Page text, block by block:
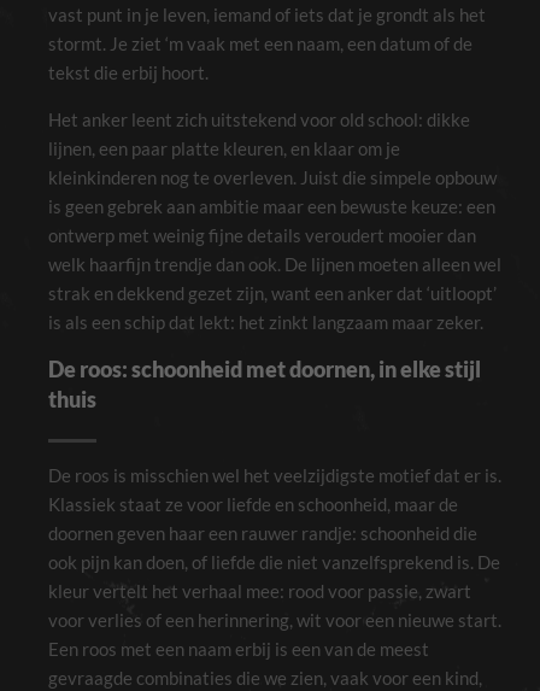
vast punt in je leven, iemand of iets dat je grondt als het
stormt. Je ziet ‘m vaak met een naam, een datum of de
tekst die erbij hoort.
Het anker leent zich uitstekend voor old school: dikke
lijnen, een paar platte kleuren, en klaar om je
kleinkinderen nog te overleven. Juist die simpele opbouw
is geen gebrek aan ambitie maar een bewuste keuze: een
ontwerp met weinig fijne details veroudert mooier dan
welk haarfijn trendje dan ook. De lijnen moeten alleen wel
strak en dekkend gezet zijn, want een anker dat ‘uitloopt’
is als een schip dat lekt: het zinkt langzaam maar zeker.
De roos: schoonheid met doornen, in elke stijl
thuis
De roos is misschien wel het veelzijdigste motief dat er is.
Klassiek staat ze voor liefde en schoonheid, maar de
doornen geven haar een rauwer randje: schoonheid die
ook pijn kan doen, of liefde die niet vanzelfsprekend is. De
kleur vertelt het verhaal mee: rood voor passie, zwart
voor verlies of een herinnering, wit voor een nieuwe start.
Een roos met een naam erbij is een van de meest
gevraagde combinaties die we zien, vaak voor een kind,